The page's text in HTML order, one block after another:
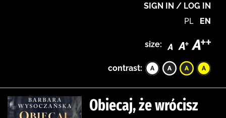
SIGN IN / LOG IN
PL EN
size:
contrast:
Obiecaj, że wrócisz